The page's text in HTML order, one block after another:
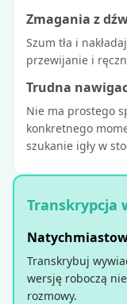
Zmagania z
Szum tła i
przewijanie i
Trudna
Nie ma prostego
konkretnego
szukanie igły w
Transkrypcja
Transkrybuj
wersję roboczą
rozmowy.